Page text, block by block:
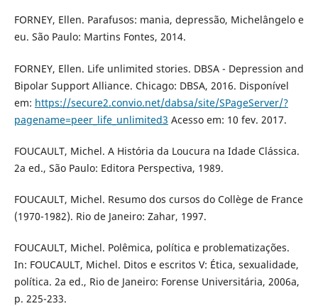
FORNEY, Ellen. Parafusos: mania, depressão, Michelângelo e
eu. São Paulo: Martins Fontes, 2014.
FORNEY, Ellen. Life unlimited stories. DBSA - Depression and
Bipolar Support Alliance. Chicago: DBSA, 2016. Disponível
em: https://secure2.convio.net/dabsa/site/SPageServer/?
pagename=peer_life_unlimited3 Acesso em: 10 fev. 2017.
FOUCAULT, Michel. A História da Loucura na Idade Clássica.
2a ed., São Paulo: Editora Perspectiva, 1989.
FOUCAULT, Michel. Resumo dos cursos do Collège de France
(1970-1982). Rio de Janeiro: Zahar, 1997.
FOUCAULT, Michel. Polêmica, política e problematizações.
In: FOUCAULT, Michel. Ditos e escritos V: Ética, sexualidade,
política. 2a ed., Rio de Janeiro: Forense Universitária, 2006a,
p. 225-233.